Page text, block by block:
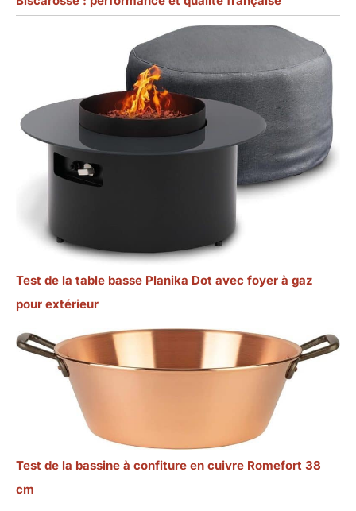
Test de la table basse Planika Dot avec foyer à gaz
pour extérieur
Test de la bassine à confiture en cuivre Romefort 38
cm